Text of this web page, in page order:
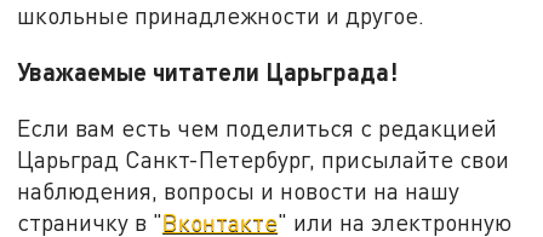
школьные принадлежности и другое.
Уважаемые читатели Царьграда!
Если вам есть чем поделиться с редакцией
Царьград Санкт-Петербург, присылайте свои
наблюдения, вопросы и новости на нашу
страничку в "Вконтакте" или на электронную